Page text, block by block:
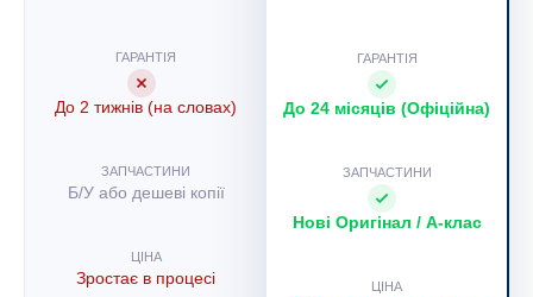
ГАРАНТІЯ
До 2 тижнів (на словах)
ЗАПЧАСТИНИ
Б/У або дешеві копії
ЦІНА
Зростає в процесі
ГАРАНТІЯ
До 24 місяців (Офіційна)
ЗАПЧАСТИНИ
Нові Оригінал / A-клас
ЦІНА